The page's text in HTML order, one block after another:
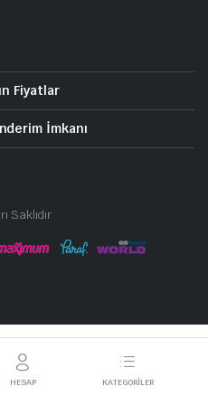
Fiyatlar
İmkanı
Saklıdır
HESAP KATEGORILER